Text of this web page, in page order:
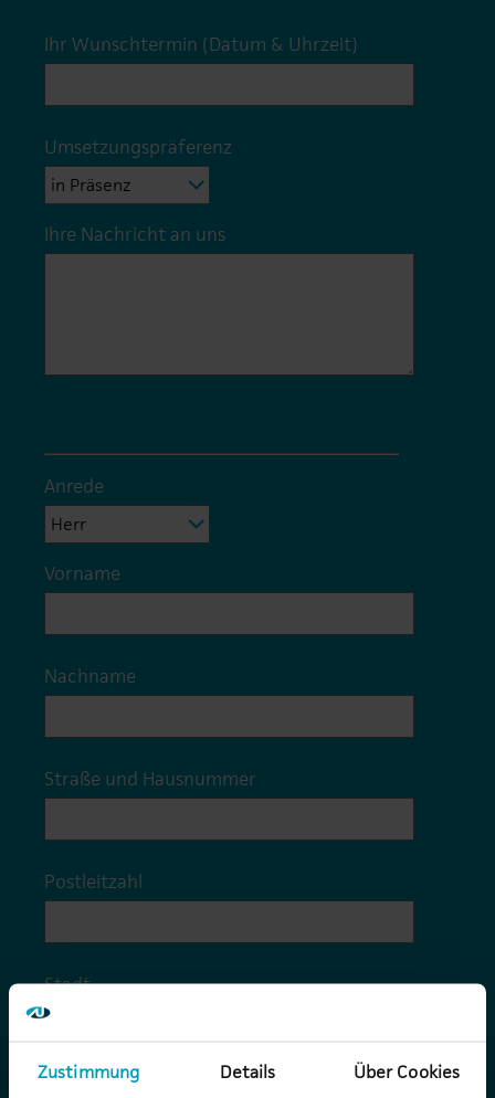
Zustimmung Details Über Cookies
Ihr Wunschtermin (Datum & Uhrzeit)
Umsetzungspräferenz
Ihre Nachricht an uns
Anrede
Vorname
Nachname
Straße und Hausnummer
Postleitzahl
Stadt*